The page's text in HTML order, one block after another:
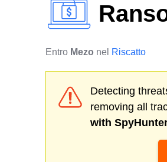
Entro Mezo nel Riscatto
Detecting
removing all
with